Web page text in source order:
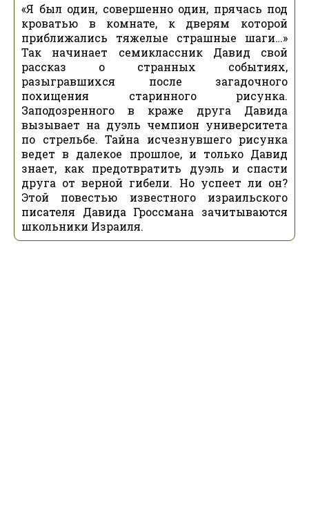
«Я был один, совершенно один, прячась под
кроватью в комнате, к дверям которой
приближались тяжелые страшные шаги…»
Так начинает семиклассник Давид свой
рассказ о странных событиях,
разыгравшихся после загадочного
похищения старинного рисунка.
Заподозренного в краже друга Давида
вызывает на дуэль чемпион университета
по стрельбе. Тайна исчезнувшего рисунка
ведет в далекое прошлое, и только Давид
знает, как предотвратить дуэль и спасти
друга от верной гибели. Но успеет ли он?
Этой повестью известного израильского
писателя Давида Гроссмана зачитываются
школьники Израиля.